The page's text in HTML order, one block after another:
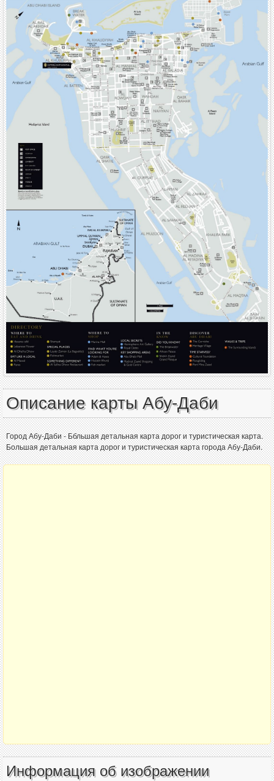
Описание карты Абу-Даби
Город Абу-Даби - Ббльшая детальная карта дорог и туристическая карта.
Большая детальная карта дорог и туристическая карта города Абу-Даби.
Информация об изображении